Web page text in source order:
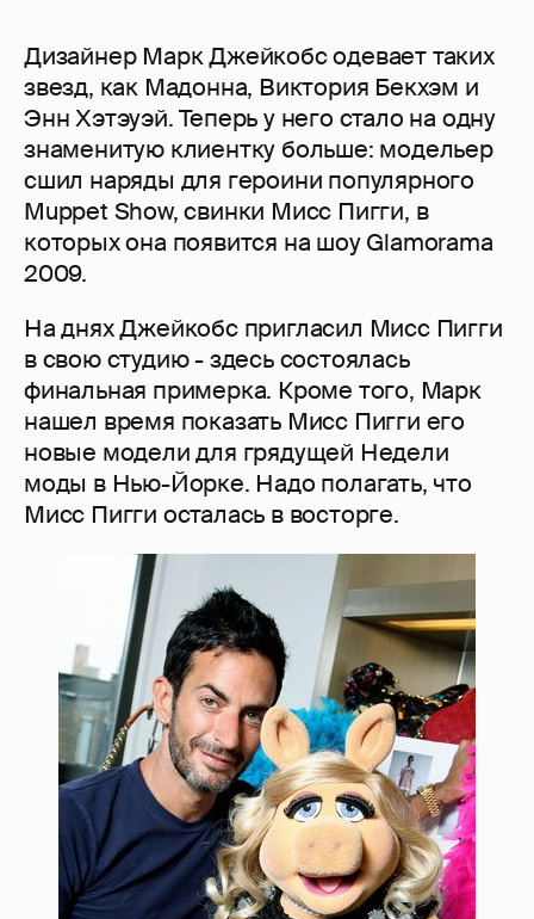
Дизайнер Марк Джейкобс одевает таких
звезд, как Мадонна, Виктория Бекхэм и
Энн Хэтэуэй. Теперь у него стало на одну
знаменитую клиентку больше: модельер
сшил наряды для героини популярного
Muppet Show, свинки Мисс Пигги, в
которых она появится на шоу Glamorama
2009.
На днях Джейкобс пригласил Мисс Пигги
в свою студию - здесь состоялась
финальная примерка. Кроме того, Марк
нашел время показать Мисс Пигги его
новые модели для грядущей Недели
моды в Нью-Йорке. Надо полагать, что
Мисс Пигги осталась в восторге.